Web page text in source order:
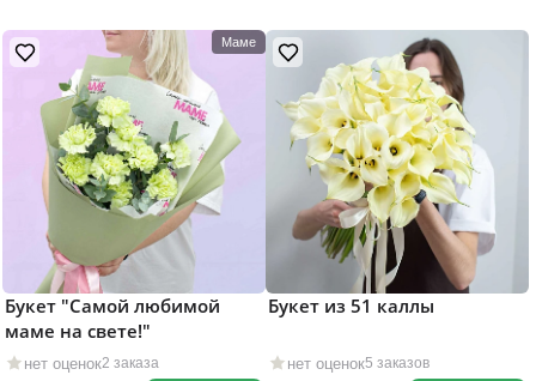
Маме
нет оценок2 заказа
Букет "Самой любимой
маме на свете!"
нет оценок5 заказов
Букет из 51 каллы